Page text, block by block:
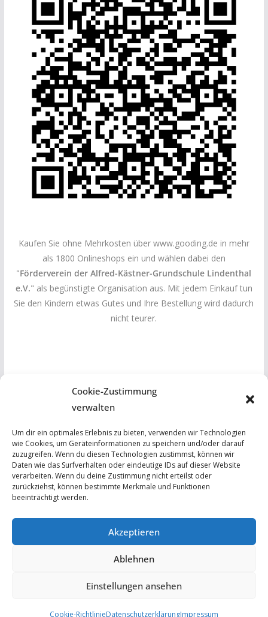
Cookie-Zustimmung
verwalten
Um dir ein optimales Erlebnis zu bieten, verwenden wir Technologien
wie Cookies, um Geräteinformationen zu speichern und/oder darauf
zuzugreifen. Wenn du diesen Technologien zustimmst, können wir
Daten wie das Surfverhalten oder eindeutige IDs auf dieser Website
verarbeiten. Wenn du deine Zustimmung nicht erteilst oder
zurückziehst, können bestimmte Merkmale und Funktionen
beeinträchtigt werden.
Akzeptieren
Ablehnen
Einstellungen ansehen
Cookie-RichtlinieDatenschutzerklärungImpressum
Kaufen Sie ohne Mehrkosten über www.gooding.de in mehr
als 1800 Onlineshops ein und wählen dabei den
"Förderverein der Alfred-Kästner-Grundschule Lindenthal
e.V." als begünstigte Organisation aus. Mit jedem Einkauf tun
Sie den Kindern etwas Gutes und Ihre Bestellung wird dadurch
nicht teurer.
nützliche Links
Kita & Hort Regenbogenland
Hinweise
Impressum
EU Cookie Richtlinien